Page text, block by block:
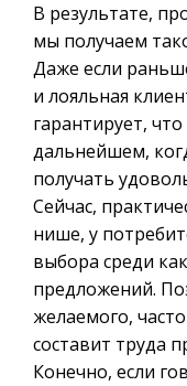
В результате,
мы получаем
Даже если
и лояльная
гарантирует,
дальнейшем,
получать
Сейчас,
нише, у
выбора среди
предложений.
желаемого,
составит труда
Конечно, если